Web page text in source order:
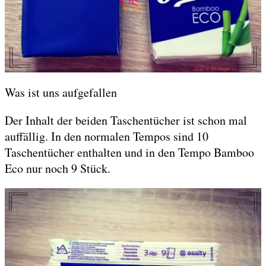
Was ist uns aufgefallen
Der Inhalt der beiden Taschentücher ist schon mal
auffällig. In den normalen Tempos sind 10
Taschentücher enthalten und in den Tempo Bamboo
Eco nur noch 9 Stück.